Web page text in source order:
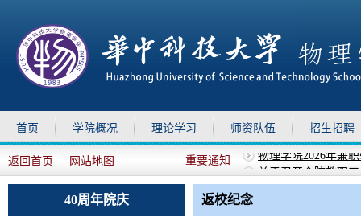
首页 学院概况 理论学习 师资队伍 招生招聘
返回首页 网站地图 重要通知
关于召开全院教职
关于召开全院教职
上移 下移
40周年院庆
返校纪念